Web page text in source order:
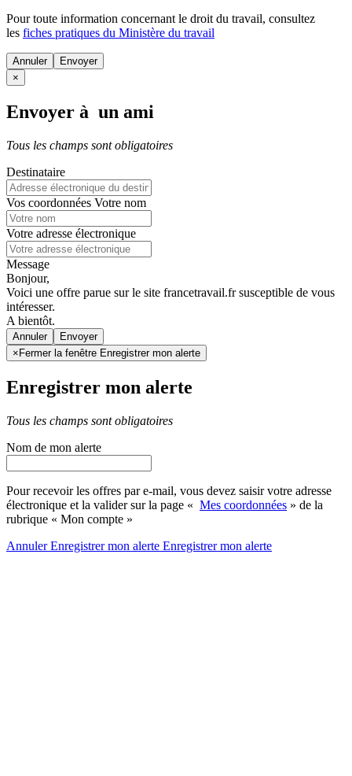
Pour toute information concernant le droit du travail, consultez
les fiches pratiques du Ministère du travail
Annuler
×
Envoyer à un ami
Tous les champs sont obligatoires
Destinataire
Vos coordonnées Votre nom
Votre adresse électronique
Message
Bonjour,
Voici une offre parue sur le site francetravail.fr susceptible de vous
intéresser.
A bientôt.
Annuler
× Fermer la fenêtre Enregistrer mon alerte
Enregistrer mon alerte
Tous les champs sont obligatoires
Nom de mon alerte
Pour recevoir les offres par e-mail, vous devez saisir votre adresse
électronique et la valider sur la page « Mes coordonnées » de la
rubrique « Mon compte »
AnnulerEnregistrer mon alerte Enregistrermon alerte